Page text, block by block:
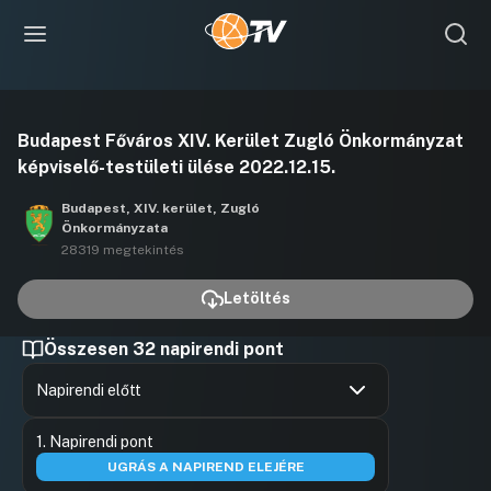
lejátszása
Budapest Főváros XIV. Kerület Zugló Önkormányzat
képviselő-testületi ülése 2022.12.15.
Budapest, XIV. kerület, Zugló
Önkormányzata
28319 megtekintés
Letöltés
Összesen 32 napirendi pont
Napirendi előtt
1. Napirendi pont
UGRÁS A NAPIREND ELEJÉRE